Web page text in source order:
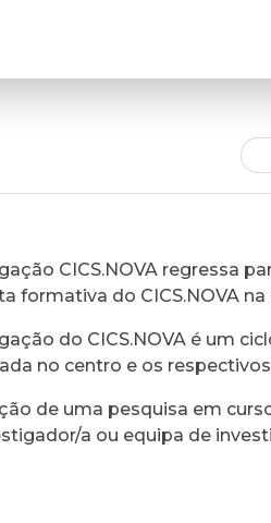
CICS.NOVA regressa
do CICS.NOVA na
do CICS.NOVA é um
no centro e os
de uma pesquisa em
a ou equipa de